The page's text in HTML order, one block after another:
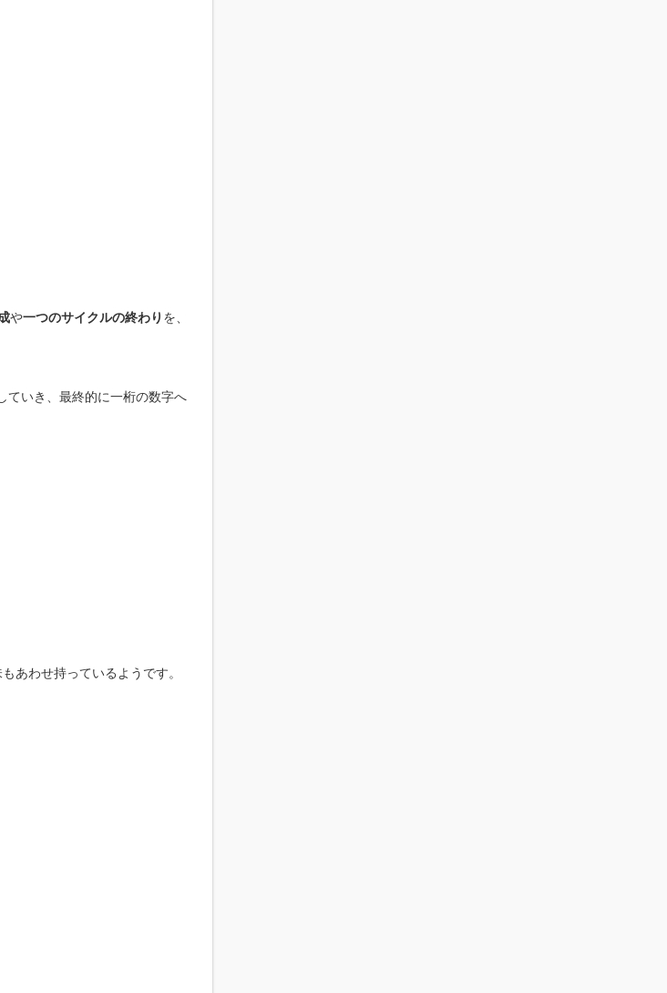
や一つのサイクルの終わり を、
ていき、最終的に一桁の数字へ
あわせ持っているようです。